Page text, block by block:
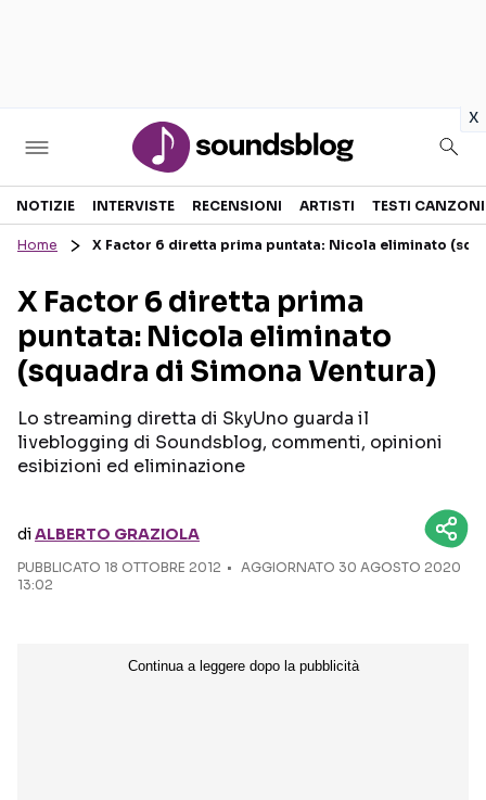
x
Sezioni
RECENSIONI MUSICALI
INTERVISTE
GOSSIP E CURIOSITÀ
TESTI CANZONI
TOUR ED EVENTI
TALENT SHOW
Seguici sui social
NOTIZIE INTERVISTE RECENSIONI ARTISTI TESTI CANZONI
Home X Factor 6 diretta prima puntata: Nicola eliminato
X Factor 6 diretta prima
puntata: Nicola eliminato
(squadra di Simona Ventura)
Lo streaming diretta di SkyUno guarda il
liveblogging di Soundsblog, commenti, opinioni
esibizioni ed eliminazione
diALBERTO GRAZIOLA
PUBBLICATO 18 OTTOBRE 2012
AGGIORNATO 30 AGOSTO 2020
13:02